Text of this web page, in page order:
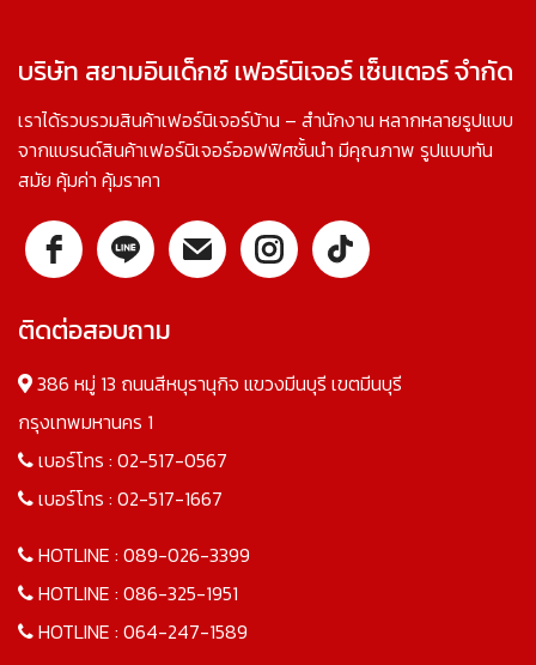
บริษัท สยามอินเด็กซ์ เฟอร์นิเจอร์ เซ็นเตอร์ จำกัด
เราได้รวบรวมสินค้าเฟอร์นิเจอร์บ้าน – สำนักงาน หลากหลายรูปแบบ
จากแบรนด์สินค้าเฟอร์นิเจอร์ออฟฟิศชั้นนำ มีคุณภาพ รูปแบบทัน
สมัย คุ้มค่า คุ้มราคา
ติดต่อสอบถาม
386 หมู่ 13 ถนนสีหบุรานุกิจ แขวงมีนบุรี เขตมีนบุรี
กรุงเทพมหานคร 1
เบอร์โทร : 02-517-0567
เบอร์โทร : 02-517-1667
HOTLINE : 089-026-3399
HOTLINE : 086-325-1951
HOTLINE : 064-247-1589